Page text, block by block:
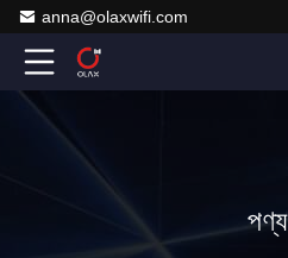
anna@olaxwifi.com
পণ্য